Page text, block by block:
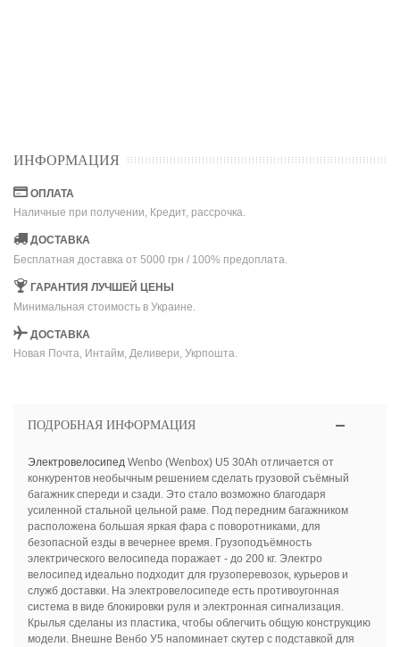
ИНФОРМАЦИЯ
ОПЛАТА
Наличные при получении, Кредит, рассрочка.
ДОСТАВКА
Бесплатная доставка от 5000 грн / 100% предоплата.
ГАРАНТИЯ ЛУЧШЕЙ ЦЕНЫ
Минимальная стоимость в Украине.
ДОСТАВКА
Новая Почта, Интайм, Деливери, Укрпошта.
ПОДРОБНАЯ ИНФОРМАЦИЯ
ЭлектровелосипедWenbo (Wenbox) U5 30Ah отличается от
конкурентов необычным решением сделать грузовой съёмный
багажник спереди и сзади. Это стало возможно благодаря
усиленной стальной цельной раме. Под передним багажником
расположена большая яркая фара с поворотниками, для
безопасной езды в вечернее время. Грузоподъёмность
электрического велосипеда поражает - до 200 кг. Электро
велосипед идеально подходит для грузоперевозок, курьеров и
служб доставки. На электровелосипеде есть противоугонная
система в виде блокировки руля и электронная сигнализация.
Крылья сделаны из пластика, чтобы облегчить общую конструкцию
модели. Внешне Венбо У5 напоминает скутер с подставкой для